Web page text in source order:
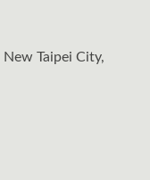
Taipei City,